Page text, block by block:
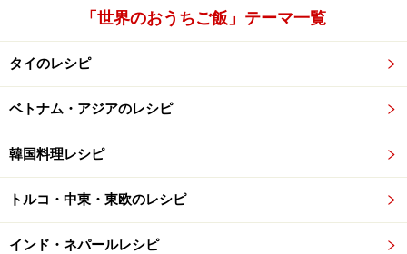
「世界のおうちご飯」テーマ一覧
タイのレシピ
ベトナム・アジアのレシピ
韓国料理レシピ
トルコ・中東・東欧のレシピ
インド・ネパールレシピ